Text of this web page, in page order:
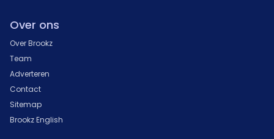
Over ons
Over Brookz
Team
Adverteren
Contact
Sitemap
Brookz English